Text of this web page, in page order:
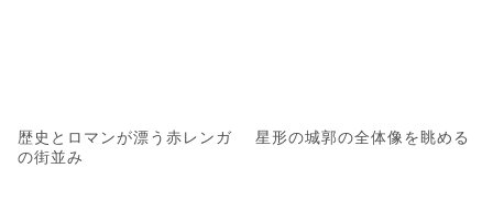
歴史とロマンが漂う赤レンガ
の街並み
星形の城郭の全体像を眺める